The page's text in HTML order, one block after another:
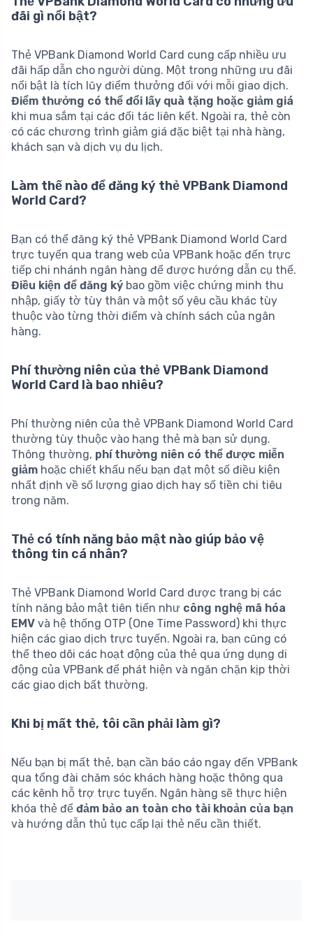
đãi gì nổi bật?
Thẻ VPBank Diamond World Card cung cấp nhiều ưu
đãi hấp dẫn cho người dùng. Một trong những ưu đãi
nổi bật là tích lũy điểm thưởng đối với mỗi giao dịch.
Điểm thưởng có thể đổi lấy quà tặng hoặc giảm giá
khi mua sắm tại các đối tác liên kết. Ngoài ra, thẻ còn
có các chương trình giảm giá đặc biệt tại nhà hàng,
khách sạn và dịch vụ du lịch.
Làm thế nào để đăng ký thẻ VPBank Diamond
World Card?
Bạn có thể đăng ký thẻ VPBank Diamond World Card
trực tuyến qua trang web của VPBank hoặc đến trực
tiếp chi nhánh ngân hàng để được hướng dẫn cụ thể.
Điều kiện để đăng ký bao gồm việc chứng minh thu
nhập, giấy tờ tùy thân và một số yêu cầu khác tùy
thuộc vào từng thời điểm và chính sách của ngân
hàng.
Phí thường niên của thẻ VPBank Diamond
World Card là bao nhiêu?
Phí thường niên của thẻ VPBank Diamond World Card
thường tùy thuộc vào hạng thẻ mà bạn sử dụng.
Thông thường, phí thường niên có thể được miễn
giảm hoặc chiết khấu nếu bạn đạt một số điều kiện
nhất định về số lượng giao dịch hay số tiền chi tiêu
trong năm.
Thẻ có tính năng bảo mật nào giúp bảo vệ
thông tin cá nhân?
Thẻ VPBank Diamond World Card được trang bị các
tính năng bảo mật tiên tiến như công nghệ mã hóa
EMV và hệ thống OTP (One Time Password) khi thực
hiện các giao dịch trực tuyến. Ngoài ra, bạn cũng có
thể theo dõi các hoạt động của thẻ qua ứng dụng di
động của VPBank để phát hiện và ngăn chặn kịp thời
các giao dịch bất thường.
Khi bị mất thẻ, tôi cần phải làm gì?
Nếu bạn bị mất thẻ, bạn cần báo cáo ngay đến VPBank
qua tổng đài chăm sóc khách hàng hoặc thông qua
các kênh hỗ trợ trực tuyến. Ngân hàng sẽ thực hiện
khóa thẻ để đảm bảo an toàn cho tài khoản của bạn
và hướng dẫn thủ tục cấp lại thẻ nếu cần thiết.